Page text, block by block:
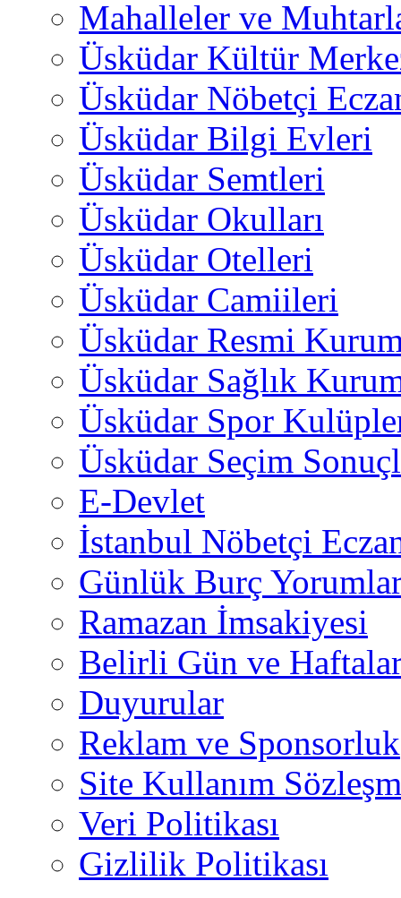
Mahalleler ve
Üsküdar Kültür
Üsküdar Nöbetçi
Üsküdar Bilgi Evleri
Üsküdar Semtleri
Üsküdar Okulları
Üsküdar Otelleri
Üsküdar Camiileri
Üsküdar Resmi
Üsküdar Sağlık
Üsküdar Spor
Üsküdar Seçim
E-Devlet
İstanbul Nöbetçi
Günlük Burç
Ramazan İmsakiyesi
Belirli Gün ve
Duyurular
Reklam ve Sponsorluk
Site Kullanım
Veri Politikası
Gizlilik Politikası